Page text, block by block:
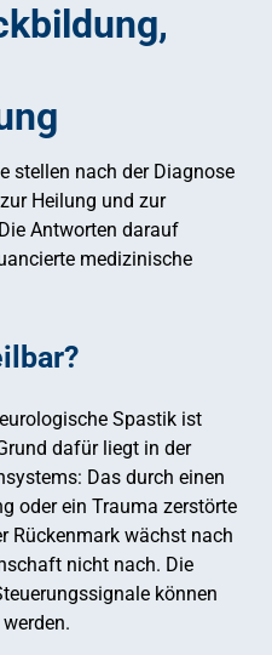
stellen nach der Diagnose
Heilung und zur
Antworten darauf
medizinische
Spastik ist
dafür liegt in der
Das durch einen
oder ein Trauma zerstörte
Rückenmark wächst nach
nicht nach. Die
können